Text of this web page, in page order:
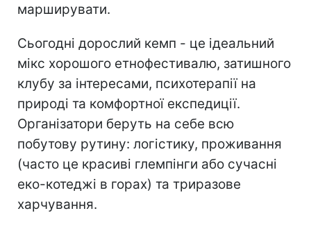
марширувати.
Сьогодні дорослий кемп - це ідеальний
мікс хорошого етнофестивалю, затишного
клубу за інтересами, психотерапії на
природі та комфортної експедиції.
Організатори беруть на себе всю
побутову рутину: логістику, проживання
(часто це красиві глемпінги або сучасні
еко-котеджі в горах) та триразове
харчування.